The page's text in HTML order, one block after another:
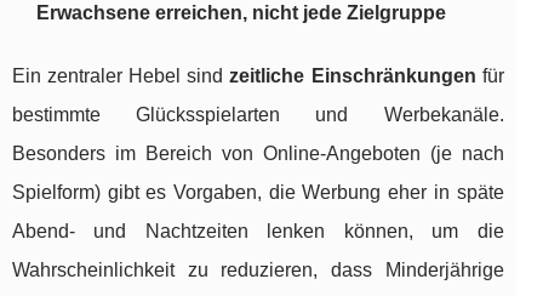
Erwachsene erreichen, nicht jede Zielgruppe
Ein zentraler Hebel sindzeitliche Einschränkungen für
bestimmte Glücksspielarten und Werbekanäle.
Besonders im Bereich von Online-Angeboten (je nach
Spielform) gibt es Vorgaben, die Werbung eher in späte
Abend- und Nachtzeiten lenken können, um die
Wahrscheinlichkeit zu reduzieren, dass Minderjährige